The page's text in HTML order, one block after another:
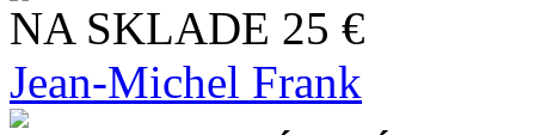
NA SKLADE 25 €
Jean-Michel Frank